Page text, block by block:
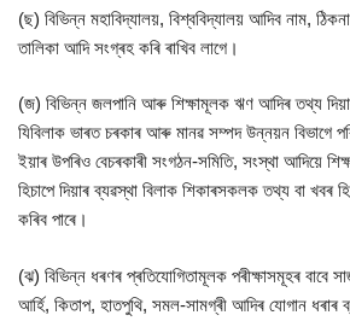
(ছ) বিভিন্ন মহাবিদ্যালয়, বিশ্ববিদ্যালয় আদিব নাম,
তালিকা আদি সংগ্ৰহ কৰি ৰাখিব লাগে।
(জ) বিভিন্ন জলপানি আৰু শিক্ষামূলক ঋণ আদিৰ তথ্য
যিবিলাক ভাৰত চৰকাৰ আৰু মানৱ সম্পদ উন্নয়ন বিভাগে
ইয়াৰ উপৰিও বেচৰকাৰী সংগঠন-সমিতি, সংস্থা আদিয়ে
হিচাপে দিয়াৰ ব্যৱস্থা বিলাক শিকাৰসকলক তথ্য বা খবৰ
কৰিব পাৰে।
(ঝ) বিভিন্ন ধৰণৰ প্ৰতিযোগিতামূলক পৰীক্ষাসমূহৰ বাবে
আৰ্হি, কিতাপ, হাতপুথি, সমল-সামগ্ৰী আদিৰ যোগান ধৰাৰ